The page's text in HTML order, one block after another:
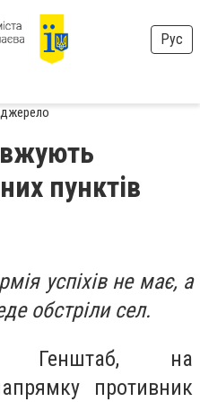
Рус
пунктів
успіхів не має, а
обстріли сел.
Генштаб, на
противник